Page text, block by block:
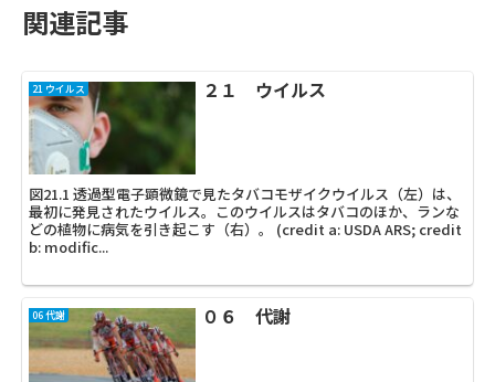
関連記事
21 ウイルス ２１ ウイルス
図21.1 透過型電子顕微鏡で見たタバコモザイクウイルス（左）は、
最初に発見されたウイルス。このウイルスはタバコのほか、ランな
どの植物に病気を引き起こす（右）。 (credit a: USDA ARS; credit
b: modific...
06 代謝 ０６ 代謝